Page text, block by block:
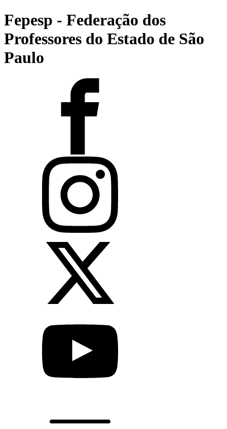
Fepesp - Federação dos
Professores do Estado de São
Paulo